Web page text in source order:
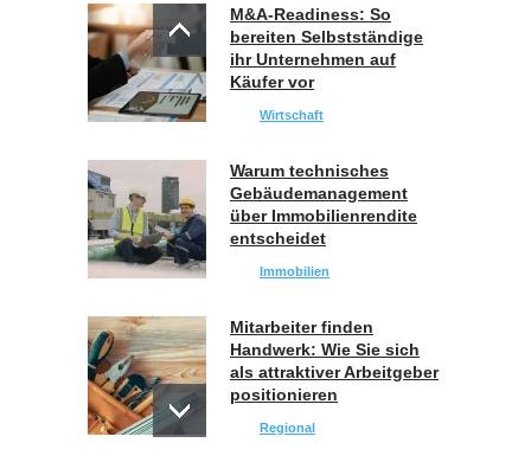
M&A-Readiness: So
bereiten Selbstständige
ihr Unternehmen auf
Käufer vor
Wirtschaft
Warum technisches
Gebäudemanagement
über Immobilienrendite
entscheidet
Immobilien
Mitarbeiter finden
Handwerk: Wie Sie sich
als attraktiver Arbeitgeber
positionieren
Regional